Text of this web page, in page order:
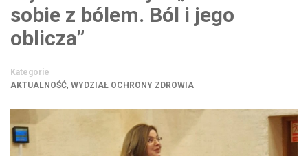
sobie z bólem. Ból i jego
oblicza”
Kategorie
AKTUALNOŚĆ, WYDZIAŁ OCHRONY ZDROWIA